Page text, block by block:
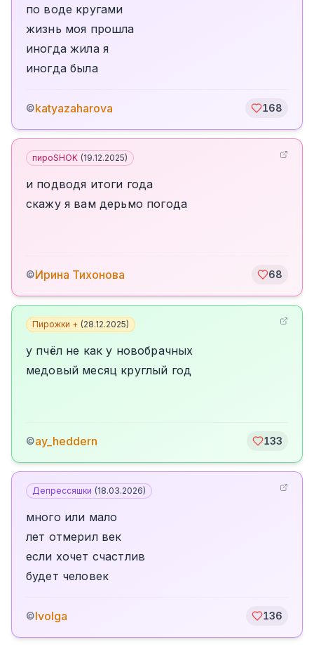
по воде кругами
жизнь моя прошла
иногда жила я
иногда была
©katyazaharova 168
пироSHOK (19.12.2025)
и подводя итоги года
скажу я вам дерьмо погода
©Ирина Тихонова 68
Пирожки + (28.12.2025)
у пчёл не как у новобрачных
медовый месяц круглый год
©ay_heddern 133
Депрессяшки (18.03.2026)
много или мало
лет отмерил век
если хочет счастлив
будет человек
©Ivolga 136